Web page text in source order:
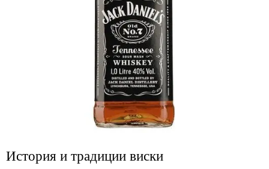
История и традиции виски